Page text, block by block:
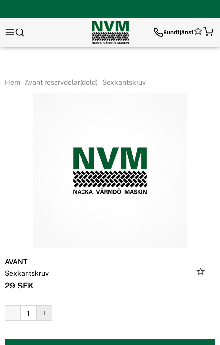
Kundtjänst
Hem Avant reservdelar(dold) Sexkantskruv
AVANT
Sexkantskruv
29 SEK